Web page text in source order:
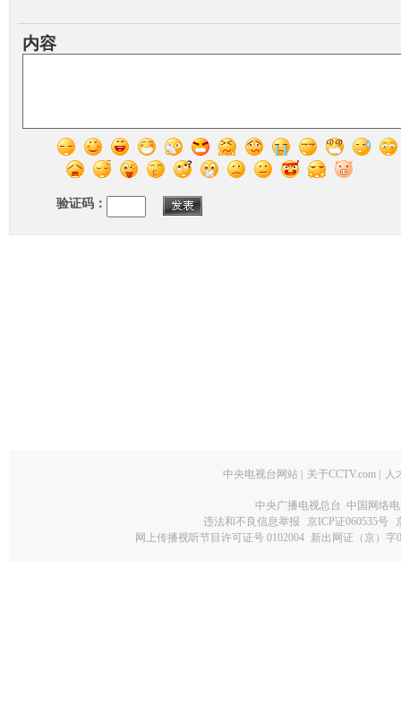
内容
验证码：
中央电视台网站 关于CCTV.com 人
中央广播电视总台 中国网络
违法和不良信息举报
京ICP证060535号
网上传播视听节目许可证号 0102004 新出网证（京）